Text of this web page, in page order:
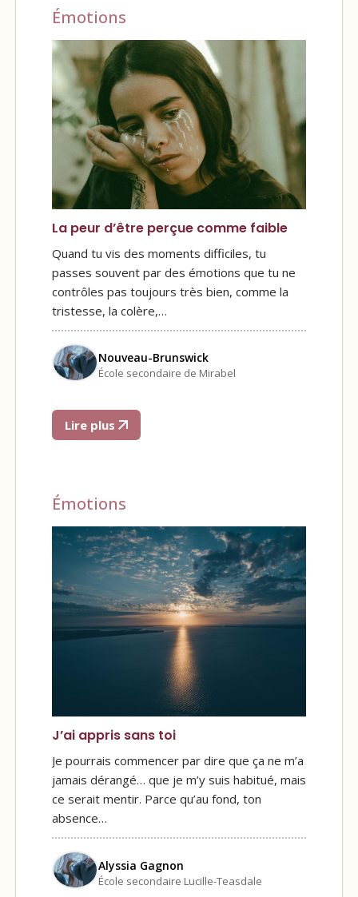
Émotions
La peur d’être perçue comme faible
Quand tu vis des moments difficiles, tu
passes souvent par des émotions que tu ne
contrôles pas toujours très bien, comme la
tristesse, la colère,…
Nouveau-Brunswick
École secondaire de Mirabel
Lire plus
Émotions
J’ai appris sans toi
Je pourrais commencer par dire que ça ne m’a
jamais dérangé… que je m’y suis habitué, mais
ce serait mentir. Parce qu’au fond, ton
absence…
Alyssia Gagnon
École secondaire Lucille-Teasdale